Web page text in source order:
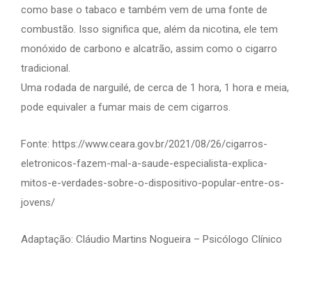
como base o tabaco e também vem de uma fonte de
combustão. Isso significa que, além da nicotina, ele tem
monóxido de carbono e alcatrão, assim como o cigarro
tradicional.
Uma rodada de narguilé, de cerca de 1 hora, 1 hora e meia,
pode equivaler a fumar mais de cem cigarros.
Fonte: https://www.ceara.gov.br/2021/08/26/cigarros-
eletronicos-fazem-mal-a-saude-especialista-explica-
mitos-e-verdades-sobre-o-dispositivo-popular-entre-os-
jovens/
Adaptação: Cláudio Martins Nogueira – Psicólogo Clínico